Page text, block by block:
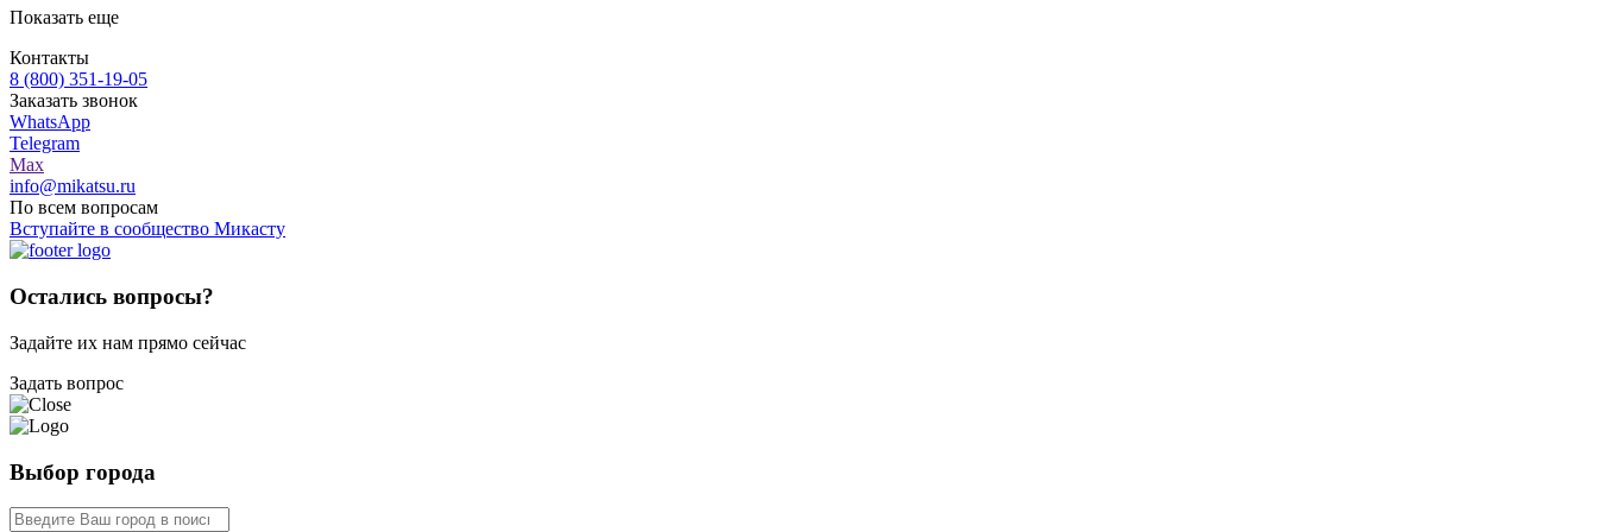
Показать еще
Контакты
8 (800) 351-19-05
Заказать звонок
WhatsApp
Telegram
Max
info@mikatsu.ru
По всем вопросам
Вступайте в сообщество Микасту
Остались вопросы?
Задайте их нам прямо сейчас
Задать вопрос
Выбор города